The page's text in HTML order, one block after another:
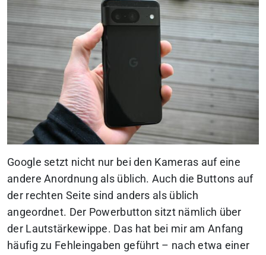
Google setzt nicht nur bei den Kameras auf eine
andere Anordnung als üblich. Auch die Buttons auf
der rechten Seite sind anders als üblich
angeordnet. Der Powerbutton sitzt nämlich über
der Lautstärkewippe. Das hat bei mir am Anfang
häufig zu Fehleingaben geführt – nach etwa einer